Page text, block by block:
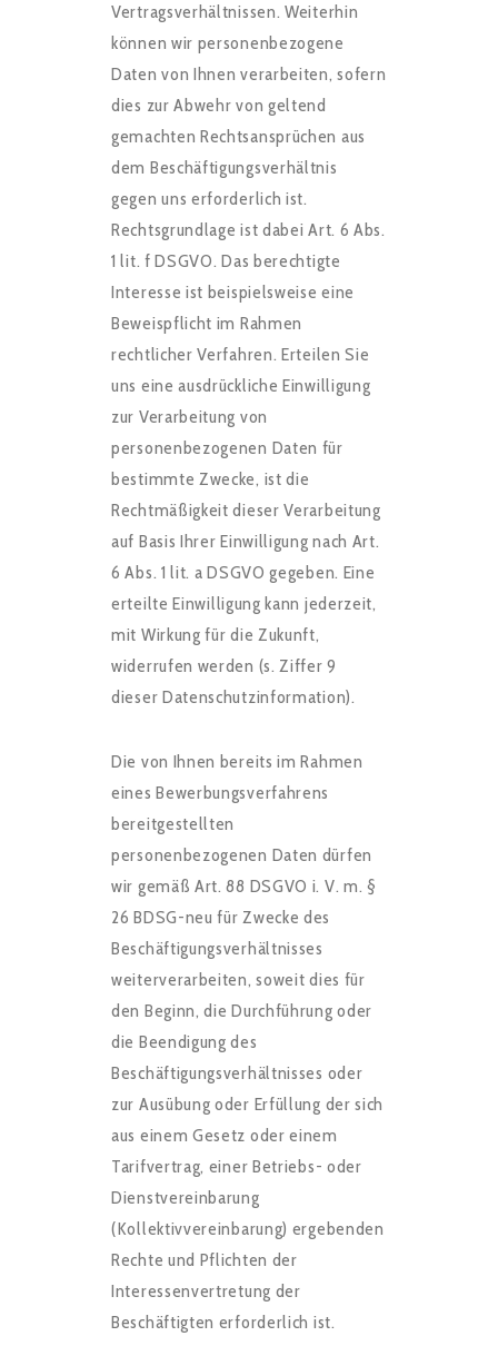
Vertragsverhältnissen. Weiterhin
können wir personenbezogene
Daten von Ihnen verarbeiten, sofern
dies zur Abwehr von geltend
gemachten Rechtsansprüchen aus
dem Beschäftigungsverhältnis
gegen uns erforderlich ist.
Rechtsgrundlage ist dabei Art. 6 Abs.
1 lit. f DSGVO. Das berechtigte
Interesse ist beispielsweise eine
Beweispflicht im Rahmen
rechtlicher Verfahren. Erteilen Sie
uns eine ausdrückliche Einwilligung
zur Verarbeitung von
personenbezogenen Daten für
bestimmte Zwecke, ist die
Rechtmäßigkeit dieser Verarbeitung
auf Basis Ihrer Einwilligung nach Art.
6 Abs. 1 lit. a DSGVO gegeben. Eine
erteilte Einwilligung kann jederzeit,
mit Wirkung für die Zukunft,
widerrufen werden (s. Ziffer 9
dieser Datenschutzinformation).
Die von Ihnen bereits im Rahmen
eines Bewerbungsverfahrens
bereitgestellten
personenbezogenen Daten dürfen
wir gemäß Art. 88 DSGVO i. V. m. §
26 BDSG-neu für Zwecke des
Beschäftigungsverhältnisses
weiterverarbeiten, soweit dies für
den Beginn, die Durchführung oder
die Beendigung des
Beschäftigungsverhältnisses oder
zur Ausübung oder Erfüllung der sich
aus einem Gesetz oder einem
Tarifvertrag, einer Betriebs- oder
Dienstvereinbarung
(Kollektivvereinbarung) ergebenden
Rechte und Pflichten der
Interessenvertretung der
Beschäftigten erforderlich ist.